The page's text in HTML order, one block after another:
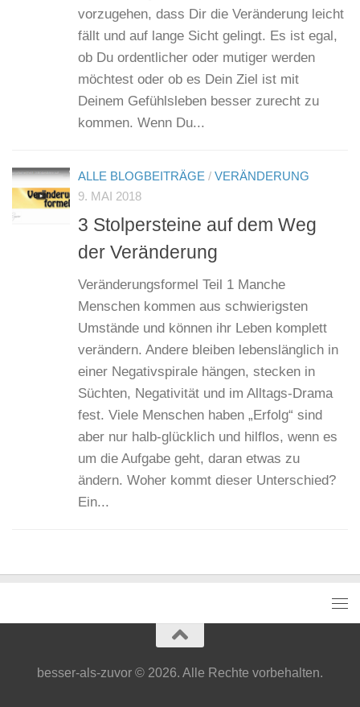
vorzugehen, dass Dir die Veränderung leicht
fällt und auf lange Sicht gelingt. Es ist egal,
ob Du ordentlicher oder mutiger werden
möchtest oder ob es Dein Ziel ist mit
Deinem Gefühlsleben besser zurecht zu
kommen. Wenn Du...
ALLE BLOGBEITRÄGE / VERÄNDERUNG
9. MAI 2018
3 Stolpersteine auf dem Weg
der Veränderung
Veränderungsformel Teil 1 Manche
Menschen kommen aus schwierigsten
Umstände und können ihr Leben komplett
verändern. Andere bleiben lebenslänglich in
einer Negativspirale hängen, stecken in
Süchten, Negativität und im Alltags-Drama
fest. Viele Menschen haben „Erfolg“ sind
aber nur halb-glücklich und hilflos, wenn es
um die Aufgabe geht, daran etwas zu
ändern. Woher kommt dieser Unterschied?
Ein...
besser-als-zuvor © 2026. Alle Rechte vorbehalten.